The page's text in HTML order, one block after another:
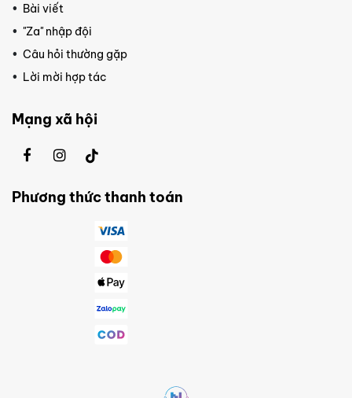
Bài viết
"Za" nhập đội
Câu hỏi thường gặp
Lời mời hợp tác
Mạng xã hội
Phương thức thanh toán